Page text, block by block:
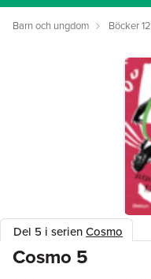
Barn och ungdom Böcker
Del 5 i serienCosmo
Cosmo 5